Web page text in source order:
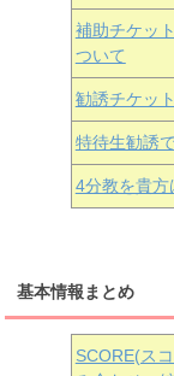
補助チケッ
ついて
勧誘チケッ
特待生勧誘
4分教を貴方
基本情報まとめ
SCORE(ス